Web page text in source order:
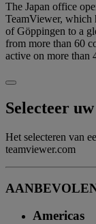
The Japan office
TeamViewer, which
of Göppingen to a
from more than 60
active on more than
Selecteer
Het selecteren van
teamviewer.com
Americas